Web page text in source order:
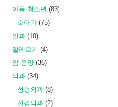
아동 청소년 (83)
소아과 (75)
안과 (10)
알레르기 (4)
암 종양 (36)
외과 (34)
성형외과 (8)
신경외과 (2)